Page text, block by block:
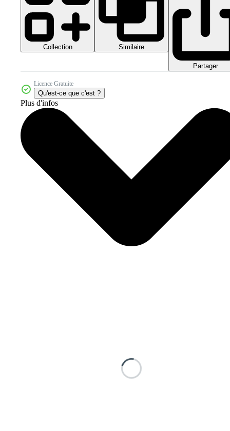
Collection Similaire
Partager
Licence Gratuite
Qu'est-ce que c'est ?
Plus d'infos